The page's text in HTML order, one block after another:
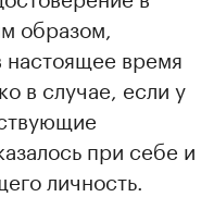
образом,
настоящее время
в случае, если у
при себе и
личность.